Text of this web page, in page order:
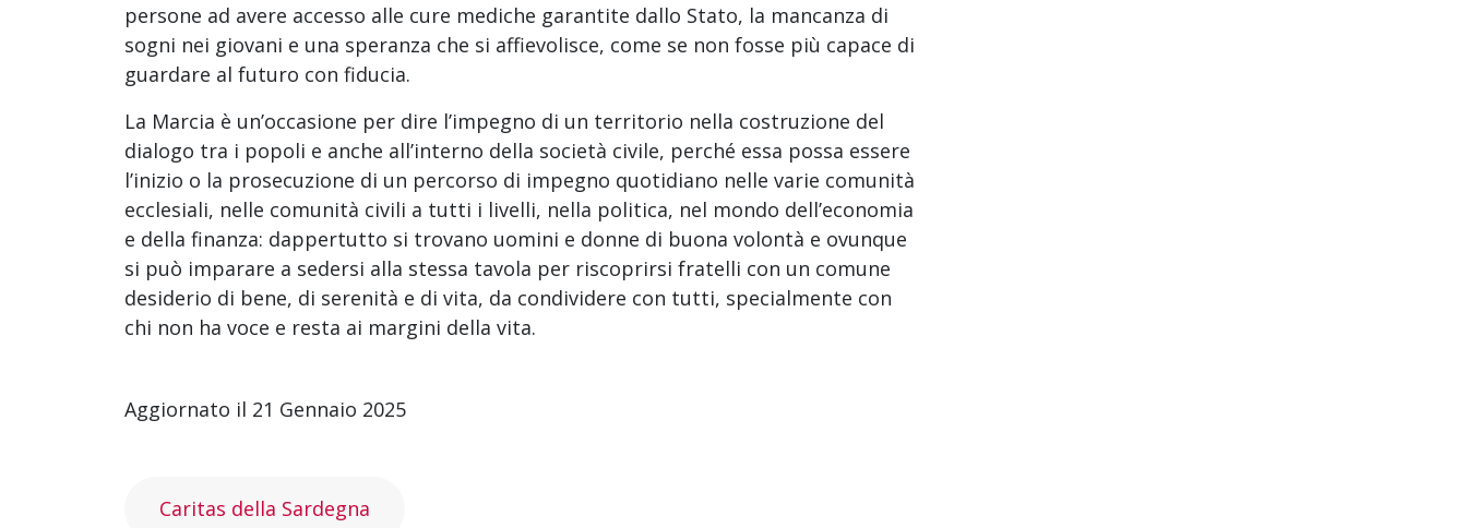
persone ad avere accesso alle cure mediche garantite dallo Stato, la mancanza di
sogni nei giovani e una speranza che si affievolisce, come se non fosse più capace di
guardare al futuro con fiducia.
La Marcia è un’occasione per dire l’impegno di un territorio nella costruzione del
dialogo tra i popoli e anche all’interno della società civile, perché essa possa essere
l’inizio o la prosecuzione di un percorso di impegno quotidiano nelle varie comunità
ecclesiali, nelle comunità civili a tutti i livelli, nella politica, nel mondo dell’economia
e della finanza: dappertutto si trovano uomini e donne di buona volontà e ovunque
si può imparare a sedersi alla stessa tavola per riscoprirsi fratelli con un comune
desiderio di bene, di serenità e di vita, da condividere con tutti, specialmente con
chi non ha voce e resta ai margini della vita.
Aggiornato il 21 Gennaio 2025
Caritas della Sardegna